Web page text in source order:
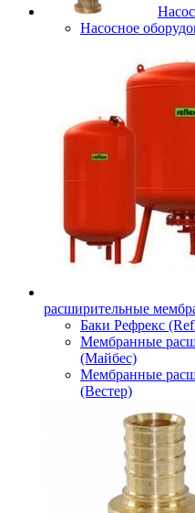
Насосное
расширительные
Баки Рефрекс
Мембранные
(Майбес)
Мембранные
(Вестер)